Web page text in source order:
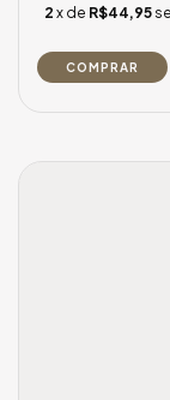
2 x de R$44,95
COMPRAR